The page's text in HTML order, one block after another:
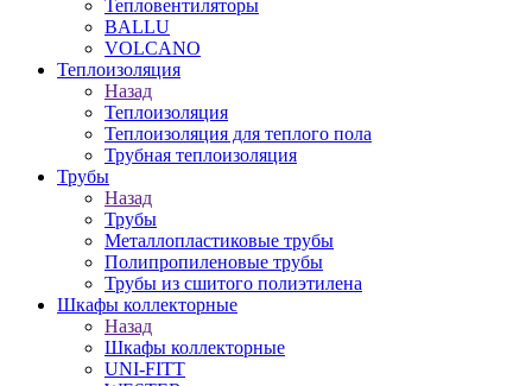
Тепловентиляторы
BALLU
VOLCANO
Теплоизоляция
Назад
Теплоизоляция
Теплоизоляция для теплого пола
Трубная теплоизоляция
Трубы
Назад
Трубы
Металлопластиковые трубы
Полипропиленовые трубы
Трубы из сшитого полиэтилена
Шкафы коллекторные
Назад
Шкафы коллекторные
UNI-FITT